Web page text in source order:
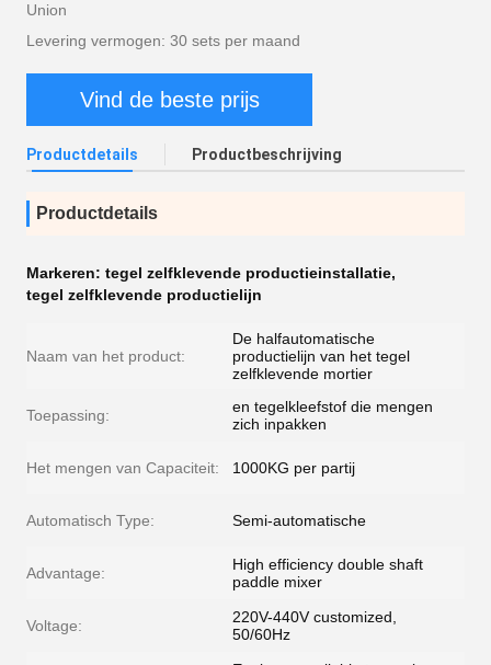
Union
Levering vermogen: 30 sets per maand
Vind de beste prijs
Productdetails Productbeschrijving
Productdetails
Markeren: tegel zelfklevende productieinstallatie,
tegel zelfklevende productielijn
Naam van het product:
De halfautomatische
productielijn van het tegel
zelfklevende mortier
Toepassing:
en tegelkleefstof die mengen
zich inpakken
Het mengen van Capaciteit: 1000KG per partij
Automatisch Type: Semi-automatische
Advantage:
High efficiency double shaft
paddle mixer
Voltage:
220V-440V customized,
50/60Hz